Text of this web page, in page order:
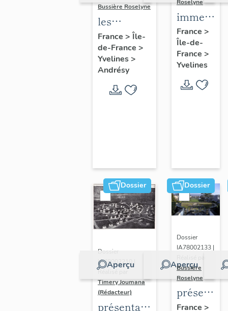
Bussière Roselyne
les
immeubles,
maisons et
fermes du
canton
d'Andrésy
France > Île-
de-France >
Yvelines>
Andrésy
Roselyne
maisons,
fermes
France >
Île-de-
France >
Yvelines
Dossier
Aperçu
Dossier
IA78002210 |
Réalisé par
Timery Joumana
(Rédacteur)
présentation
Dossier
Aperçu
Dossier
IA78002133 |
Bussière
Roselyne
du
France >